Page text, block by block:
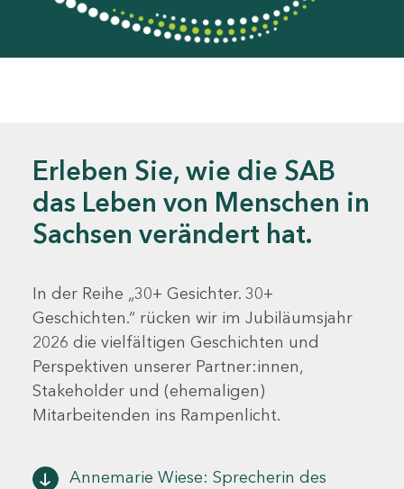
Erleben Sie, wie die SAB
das Leben von Menschen in
Sachsen verändert hat.
In der Reihe „30+ Gesichter. 30+
Geschichten.“ rücken wir im Jubiläumsjahr
2026 die vielfältigen Geschichten und
Perspektiven unserer Partner:innen,
Stakeholder und (ehemaligen)
Mitarbeitenden ins Rampenlicht.
Annemarie Wiese: Sprecherin des